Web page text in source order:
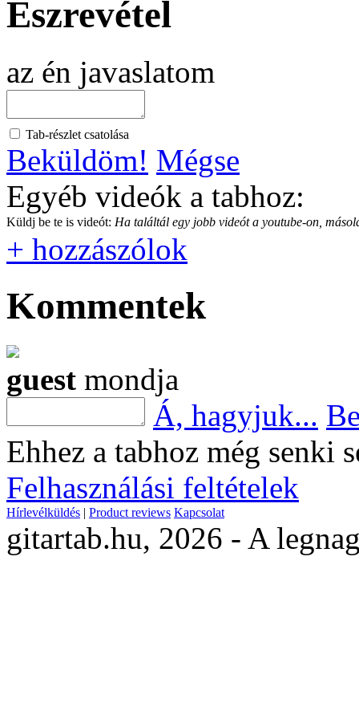
Észrevétel
az én javaslatom
Tab-részlet csatolása
Beküldöm! Mégse
Egyéb videók a tabhoz:
Küldj be te is videót: Ha találtál egy jobb videót a youtube-on,
+ hozzászólok
Kommentek
guest mondja
Á, hagyjuk...
Ehhez a tabhoz még senki
Felhasználási feltételek
Hírlevélküldés | Product reviews Kapcsolat
gitartab.hu, 2026 - A